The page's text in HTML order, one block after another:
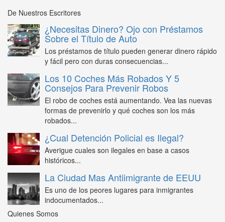
De Nuestros Escritores
¿Necesitas Dinero? Ojo con Préstamos
Sobre el Título de Auto
Los préstamos de título pueden generar dinero rápido
y fácil pero con duras consecuencias...
Los 10 Coches Más Robados Y 5
Consejos Para Prevenir Robos
El robo de coches está aumentando. Vea las nuevas
formas de prevenirlo y qué coches son los más
robados...
¿Cual Detención Policial es Ilegal?
Averigue cuales son ilegales en base a casos
históricos...
La Ciudad Mas Antiimigrante de EEUU
Es uno de los peores lugares para inmigrantes
indocumentados...
Quienes Somos